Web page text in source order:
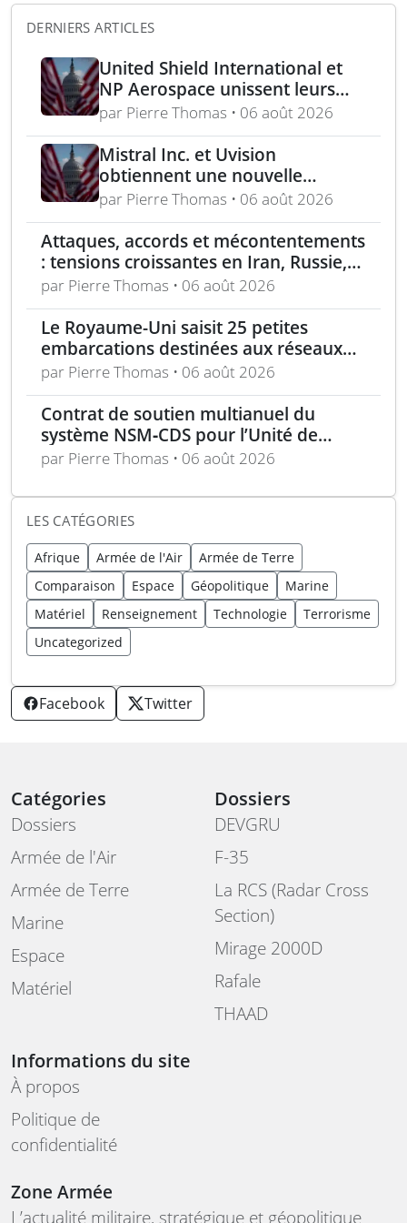
DERNIERS ARTICLES
United Shield International et
NP Aerospace unissent leurs
forces pour renforcer le soutien
aux équipes américaines de
déminage
par Pierre Thomas • 06 août 2026
Mistral Inc. et Uvision
obtiennent une nouvelle
commande pour le programme
US Army Lethal Unmanned
Systems
par Pierre Thomas • 06 août 2026
Attaques, accords et mécontentements
: tensions croissantes en Iran, Russie,
Chine, Corée du Nord et jihadistes
par Pierre Thomas • 06 août 2026
Le Royaume-Uni saisit 25 petites
embarcations destinées aux réseaux
de passeurs pour la Manche
par Pierre Thomas • 06 août 2026
Contrat de soutien multianuel du
système NSM‑CDS pour l’Unité de
missiles navals polonaise
par Pierre Thomas • 06 août 2026
LES CATÉGORIES
Afrique Armée de l'Air
Armée de Terre
Comparaison
Espace Géopolitique
Marine
Matériel
Renseignement Technologie
Terrorisme
Uncategorized
Facebook Twitter
Catégories
Dossiers
Armée de l'Air
Armée de Terre
Marine
Espace
Matériel
Dossiers
DEVGRU
F-35
La RCS (Radar Cross
Section)
Mirage 2000D
Rafale
THAAD
Informations du site
À propos
Politique de
confidentialité
Zone Armée
L’actualité militaire, stratégique et géopolitique